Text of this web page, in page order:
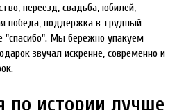
переезд, свадьба, юбилей,
победа, поддержка в трудный
"спасибо". Мы бережно упакуем
звучал искренне, современно и
по истории лучше